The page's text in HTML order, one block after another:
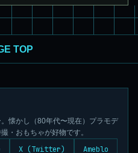
TOP
懐かし（80年代〜現在）プラモデ
・おもちゃが好物です。
X (Twitter) Ameblo